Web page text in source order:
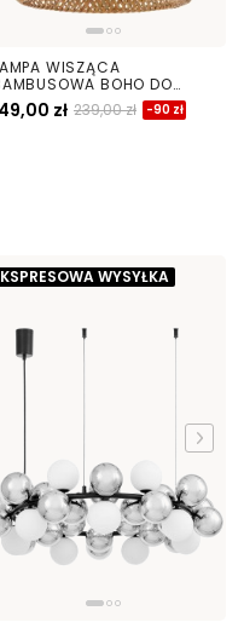
WISZĄCA
BOHO DO
I SALONU PLECIONA
38 CM
zł 239,00 zł -90 zł
WYSYŁKA